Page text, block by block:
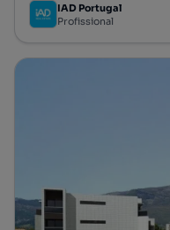
IAD Portugal
Profissional